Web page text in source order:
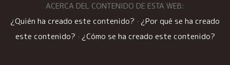
ACERCA DEL CONTENIDO DE ESTA WEB:
¿Quién ha creado este contenido? · ¿Por qué se ha creado
este contenido? · ¿Cómo se ha creado este contenido?